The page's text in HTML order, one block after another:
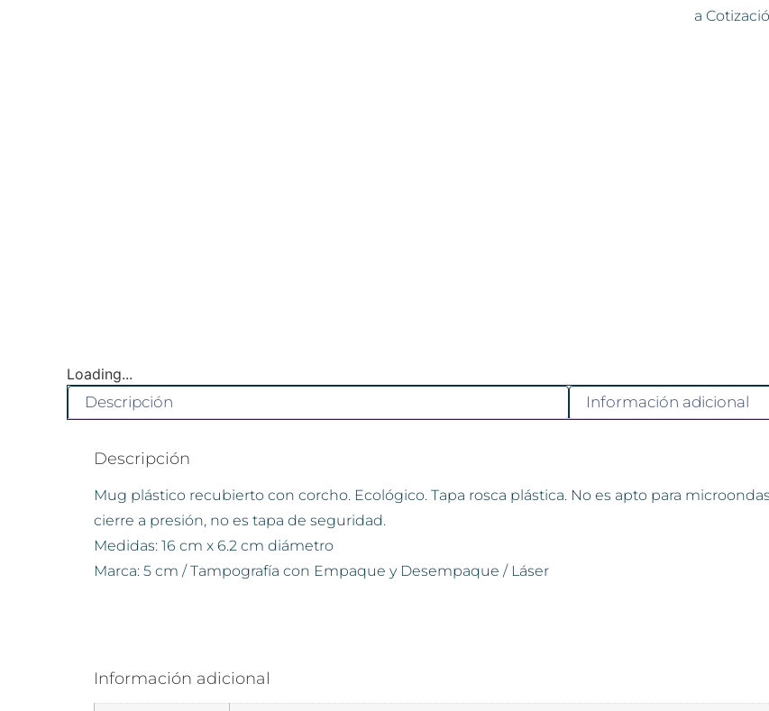
a
Loading...
Descripción
Información adicional
Descripción
Mug plástico recubierto con corcho. Ecológico. Tapa rosca plástica. No es apto para
cierre a presión, no es tapa de seguridad.
Medidas: 16 cm x 6.2 cm diámetro
Marca: 5 cm / Tampografía con Empaque y Desempaque / Láser
Información adicional